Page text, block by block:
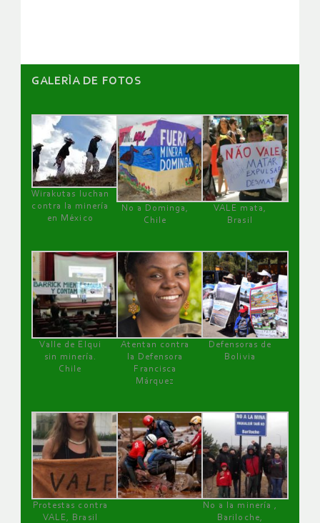
GALERÌA DE FOTOS
Wirakutas luchan
contra la minería
en México
No a Dominga,
Chile
VALE mata,
Brasil
Valle de Elqui
sin minería.
Chile
Atentan contra
la Defensora
Francisca
Márquez
Defensoras de
Bolivia
Protestas contra
VALE, Brasil
No a la minería ,
Bariloche,